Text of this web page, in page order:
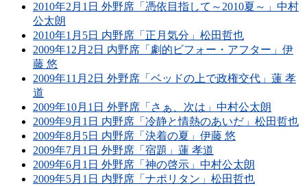
2010年2月1日 外野席「憑依目指して～2010夏～」中村
公太朗
2010年1月5日 内野席「正月気分」松田哲也
2009年12月2日 内野席「劇的ビフォー・アフター」伊
藤 悠
2009年11月2日 外野席「ベッドの上で政権交代」蓮 孝
道
2009年10月1日 外野席「さぁ、次は」中村公太朗
2009年9月1日 内野席「冷静と情熱のあいだ」松田哲也
2009年8月5日 内野席「決着の夏」伊藤 悠
2009年7月1日 外野席「宿題」蓮 孝道
2009年6月1日 外野席「神の啓示」中村公太朗
2009年5月1日 内野席「ナポリタン」松田哲也